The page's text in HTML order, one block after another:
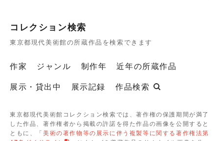
コレクション検索
東京都現代美術館の所蔵作品を検索できます
作家 ジャンル 制作年
近年の所蔵作品
展示・貸出中
展示記録 作品検索
東京都現代美術館コレクション検索では、著作権の保護期間が満了
した作品、著作権者から掲載の許諾を得た作品の画像を公開すると
ともに、「美術の著作物等の展示に伴う複製等に関する著作権法第